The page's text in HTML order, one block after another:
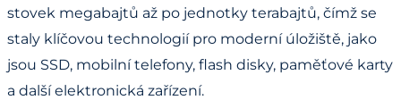
stovek megabajtů až po jednotky terabajtů, čímž se
staly klíčovou technologií pro moderní úložiště, jako
jsou SSD, mobilní telefony, flash disky, paměťové karty
a další elektronická zařízení.